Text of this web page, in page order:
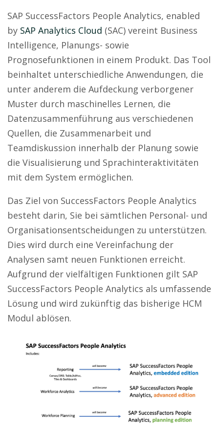
SAP SuccessFactors People Analytics, enabled
by SAP Analytics Cloud (SAC) vereint Business
Intelligence, Planungs- sowie
Prognosefunktionen in einem Produkt. Das Tool
beinhaltet unterschiedliche Anwendungen, die
unter anderem die Aufdeckung verborgener
Muster durch maschinelles Lernen, die
Datenzusammenführung aus verschiedenen
Quellen, die Zusammenarbeit und
Teamdiskussion innerhalb der Planung sowie
die Visualisierung und Sprachinteraktivitäten
mit dem System ermöglichen.
Das Ziel von SuccessFactors People Analytics
besteht darin, Sie bei sämtlichen Personal- und
Organisationsentscheidungen zu unterstützen.
Dies wird durch eine Vereinfachung der
Analysen samt neuen Funktionen erreicht.
Aufgrund der vielfältigen Funktionen gilt SAP
SuccessFactors People Analytics als umfassende
Lösung und wird zukünftig das bisherige HCM
Modul ablösen.